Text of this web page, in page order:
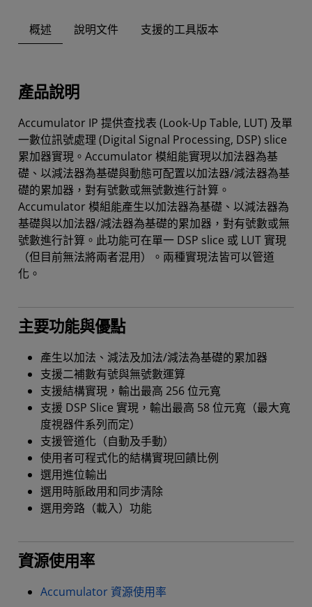
概述 說明文件 支援的工具版本
產品說明
Accumulator IP 提供查找表 (Look-Up Table, LUT) 及單
一數位訊號處理 (Digital Signal Processing, DSP) slice
累加器實現。Accumulator 模組能實現以加法器為基
礎、以減法器為基礎與動態可配置以加法器/減法器為基
礎的累加器，對有號數或無號數進行計算。
Accumulator 模組能產生以加法器為基礎、以減法器為
基礎與以加法器/減法器為基礎的累加器，對有號數或無
號數進行計算。此功能可在單一 DSP slice 或 LUT 實現
（但目前無法將兩者混用）。兩種實現法皆可以管道
化。
主要功能與優點
產生以加法、減法及加法/減法為基礎的累加器
支援二補數有號與無號數運算
支援結構實現，輸出最高 256 位元寬
支援 DSP Slice 實現，輸出最高 58 位元寬（最大寬
度視器件系列而定）
支援管道化（自動及手動）
使用者可程式化的結構實現回饋比例
選用進位輸出
選用時脈啟用和同步清除
選用旁路（載入）功能
資源使用率
Accumulator 資源使用率